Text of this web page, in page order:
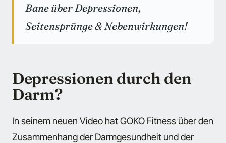
Bane über Depressionen,
Seitensprünge & Nebenwirkungen!
Depressionen durch den
Darm?
In seinem neuen Video hat GOKO Fitness über den
Zusammenhang der Darmgesundheit und der